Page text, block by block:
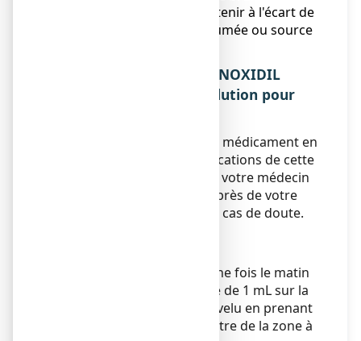
À tenir à l'écart de
toute flamme, cigarette allumée ou source
3. COMMENT UTILISER MINOXIDIL
SANDOZ CONSEIL 5 %, solution pour
Veillez à toujours utiliser ce médicament en
suivant exactement les indications de cette
notice ou les indications de votre médecin
ou pharmacien. Vérifiez auprès de votre
médecin ou pharmacien en cas de doute.
Appliquer 2 fois par jour (une fois le matin
et une fois le soir) une dose de 1 mL sur la
zone de calvitie du cuir chevelu en prenant
pour point de départ le centre de la zone à